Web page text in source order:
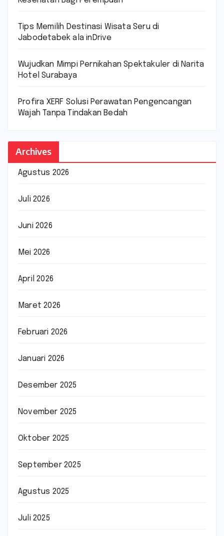
Tips Memilih Destinasi Wisata Seru di
Jabodetabek ala inDrive
Wujudkan Mimpi Pernikahan Spektakuler di Narita
Hotel Surabaya
Profira XERF Solusi Perawatan Pengencangan
Wajah Tanpa Tindakan Bedah
Archives
Agustus 2026
Juli 2026
Juni 2026
Mei 2026
April 2026
Maret 2026
Februari 2026
Januari 2026
Desember 2025
November 2025
Oktober 2025
September 2025
Agustus 2025
Juli 2025